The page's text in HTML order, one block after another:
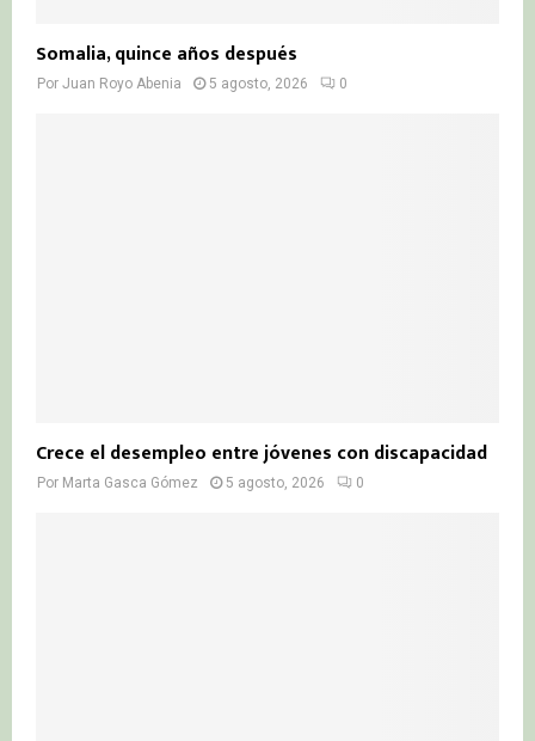
Somalia, quince años después
Por Juan Royo Abenia 5 agosto, 2026 0
Crece el desempleo entre jóvenes con discapacidad
Por Marta Gasca Gómez 5 agosto, 2026 0